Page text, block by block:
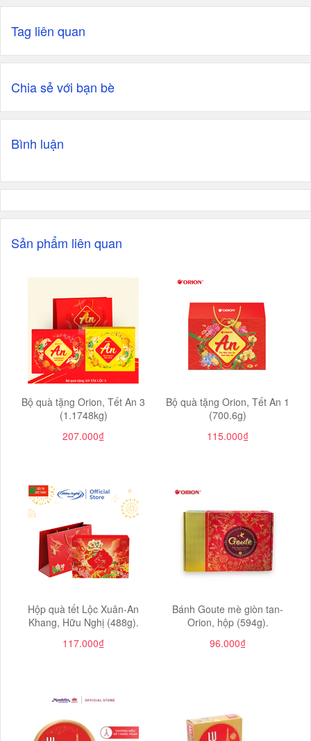
Tag liên quan
Chia sẻ với bạn bè
Bình luận
Sản phẩm liên quan
Bộ quà tặng Orion, Tết An 3
(1.1748kg)
207.000₫
Bộ quà tặng Orion, Tết An 1
(700.6g)
115.000₫
Hộp quà tết Lộc Xuân-An
Khang, Hữu Nghị (488g).
117.000₫
Bánh Goute mè giòn tan-
Orion, hộp (594g).
96.000₫